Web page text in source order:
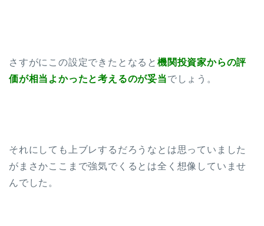
さすがにこの設定できたとなると 機関投資家からの評
価が相当よかったと考えるのが妥当でしょう。
それにしても上ブレするだろうなとは思っていました
がまさかここまで強気でくるとは全く想像していませ
んでした。